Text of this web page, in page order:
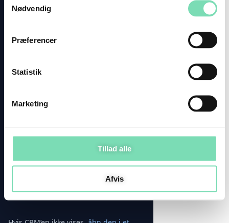
Nødvendig
Præferencer
Statistik
Marketing
Tillad alle
Afvis